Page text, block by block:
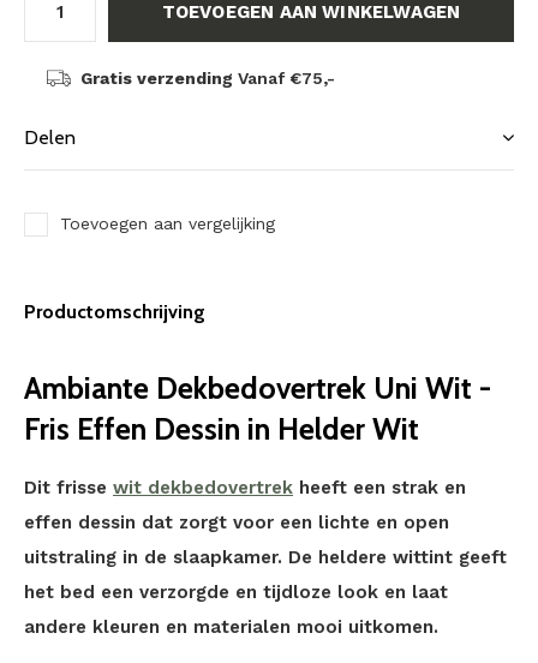
TOEVOEGEN AAN WINKELWAGEN
Gratis verzending Vanaf €75,-
Delen
Toevoegen aan vergelijking
Productomschrijving
Ambiante Dekbedovertrek Uni Wit -
Fris Effen Dessin in Helder Wit
Dit frisse wit dekbedovertrek heeft een strak en
effen dessin dat zorgt voor een lichte en open
uitstraling in de slaapkamer. De heldere wittint geeft
het bed een verzorgde en tijdloze look en laat
andere kleuren en materialen mooi uitkomen.